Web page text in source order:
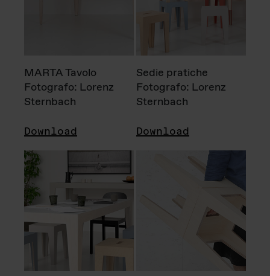
MARTA Tavolo
Fotografo: Lorenz
Sternbach
Download
Sedie pratiche
Fotografo: Lorenz
Sternbach
Download